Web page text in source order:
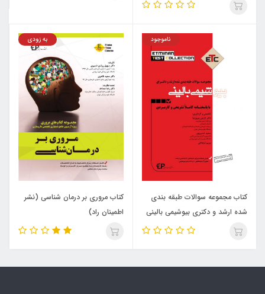
ناموجود
کتاب مجموعه سوالات طبقه بندی
شده ارشد و دکتری بیوشیمی بالینی
(نشر اطمینان راد)
به زودی
کتاب مروری بر درمان شناسی (نشر
اطمینان راد)